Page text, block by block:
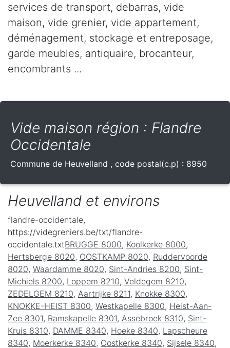
services de transport, debarras, vide
maison, vide grenier, vide appartement,
déménagement, stockage et entreposage,
garde meubles, antiquaire, brocanteur,
encombrants ...
Vide maison région : Flandre
Occidentale
Commune de Heuvelland , code postal(c.p) : 8950
Heuvelland et environs
flandre-occidentale,
https://videgreniers.be/txt/flandre-
occidentale.txtBRUGGE 8000, Koolkerke 8000,
Hertsberge 8020, OOSTKAMP 8020, Ruddervoorde
8020, Waardamme 8020, Sint-Andries 8200, Sint-
Michiels 8200, Loppem 8210, Veldegem 8210,
ZEDELGEM 8210, Aartrijke 8211, Knokke 8300,
KNOKKE-HEIST 8300, Westkapelle 8300, Heist-Aan-
Zee 8301, Ramskapelle 8301, Assebroek 8310, Sint-
Kruis 8310, DAMME 8340, Hoeke 8340, Lapscheure
8340, Moerkerke 8340, Oostkerke 8340, Sijsele 8340,